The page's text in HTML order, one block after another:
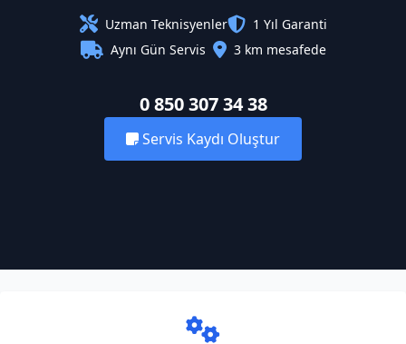
Uzman Teknisyenler
1 Yıl Garanti
Aynı Gün Servis
3 km mesafede
0 850 307 34 38
Servis Kaydı Oluştur